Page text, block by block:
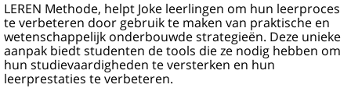
LEREN Methode, helpt Joke leerlingen om hun leerproces
te verbeteren door gebruik te maken van praktische en
wetenschappelijk onderbouwde strategieën. Deze unieke
aanpak biedt studenten de tools die ze nodig hebben om
hun studievaardigheden te versterken en hun
leerprestaties te verbeteren.